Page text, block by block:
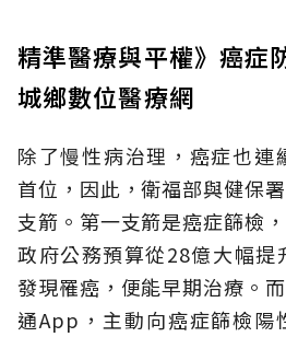
精準醫療與平權》癌症
城鄉數位醫療網
除了慢性病治理，癌症也連
首位，因此，衛福部與健保
支箭。第一支箭是癌症篩檢
政府公務預算從28億大幅提
發現罹癌，便能早期治療。
通App，主動向癌症篩檢陽